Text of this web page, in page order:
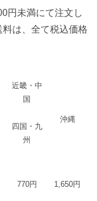
円未満にて注文し
は、全て税込価格
近畿・中
国
四国・九
州
沖縄
770円 1,650円